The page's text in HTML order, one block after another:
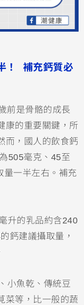
！ 補充鈣質必
前是骨骼的成長
康的重要關鍵，所
而，國人的飲食鈣
505毫克、45至
量一半左右。補充
升的乳品約含240
鈣建議攝取量，
小魚乾、傳統豆
菜等，比一般的蔬